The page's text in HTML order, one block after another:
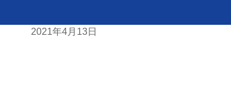
2021年4月13日